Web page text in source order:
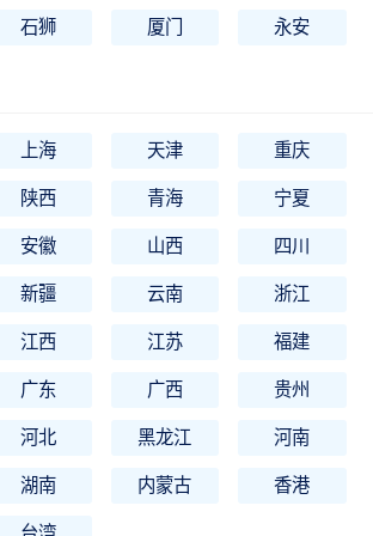
石狮 厦门 永安
上海 天津 重庆
陕西 青海 宁夏
安徽 山西 四川
新疆 云南 浙江
江西 江苏 福建
广东 广西 贵州
河北 黑龙江 河南
湖南 内蒙古 香港